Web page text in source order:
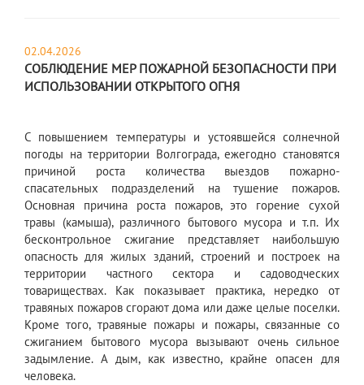
02.04.2026
СОБЛЮДЕНИЕ МЕР ПОЖАРНОЙ БЕЗОПАСНОСТИ ПРИ
ИСПОЛЬЗОВАНИИ ОТКРЫТОГО ОГНЯ
С повышением температуры и устоявшейся солнечной
погоды на территории Волгограда, ежегодно становятся
причиной роста количества выездов пожарно-
спасательных подразделений на тушение пожаров.
Основная причина роста пожаров, это горение сухой
травы (камыша), различного бытового мусора и т.п. Их
бесконтрольное сжигание представляет наибольшую
опасность для жилых зданий, строений и построек на
территории частного сектора и садоводческих
товариществах. Как показывает практика, нередко от
травяных пожаров сгорают дома или даже целые поселки.
Кроме того, травяные пожары и пожары, связанные со
сжиганием бытового мусора вызывают очень сильное
задымление. А дым, как известно, крайне опасен для
человека.